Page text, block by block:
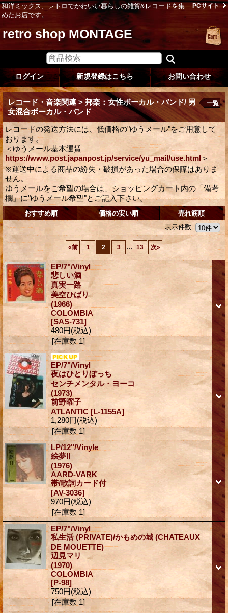
和洋ミックス、レトロでかわいい暮らしの雑貨&レコードを集
めたお店です。
PCサイト
retro shop MONTAGE
ログイン 新規登録はこちら お問い合わせ
レコード・音楽関連 > 邦楽：女性ボーカル・バンド/ 男
女混合ボーカル・バンド
レコードの発送方法には、低価格の"ゆうメール"をご用意して
おります。
＜ゆうメール基本運賃
https://www.post.japanpost.jp/service/yu_mail/use.html＞
※運送中による商品の紛失・破損があった場合の保障はありま
せん。
ゆうメールをご希望の場合は、ショッピングカート内の「備考
欄」に"ゆうメール希望"とご記入下さい。
一覧
おすすめ順 価格の安い順
売れ筋順
表示件数:
«前 1 2 3 ... 13 次»
EP/7"/Vinyl
悲しい酒
真実一路
美空ひばり
(1966)
COLOMBIA
[SAS-731]
480円(税込)
[在庫数 1]
EP/7"/Vinyl
夜はひとりぼっち
センチメンタル・ヨーコ
(1973)
前野曜子
ATLANTIC [L-1155A]
1,280円(税込)
[在庫数 1]
LP/12"/Vinyle
絵夢II
(1976)
AARD-VARK
帯/歌詞カード付
[AV-3036]
970円(税込)
[在庫数 1]
EP/7"/Vinyl
私生活 (PRIVATE)/かもめの城 (CHATEAUX
DE MOUETTE)
辺見マリ
(1970)
COLOMBIA
[P-98]
750円(税込)
[在庫数 1]